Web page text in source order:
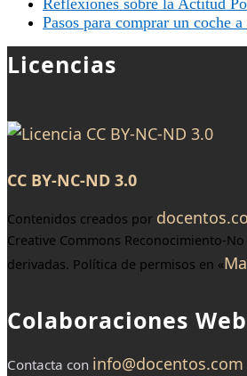
Reflexiones sobre la Actitud
Pasos para comprar un coche
Licencias
CC BY-NC-ND 3.0
Contenidos creados por
Creative Commons Reconocimiento-
derivadas. Política de permisos en «
Colaboraciones
Contacta con info@docentos.com